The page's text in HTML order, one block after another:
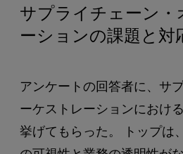
サプライチェーン・
ーションの課題と対
アンケートの回答者に、サ
ーケストレーションにおけ
挙げてもらった。 トップは